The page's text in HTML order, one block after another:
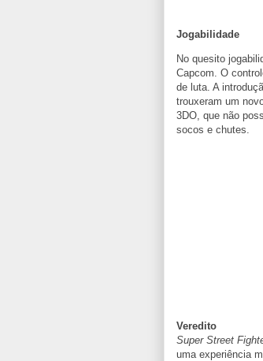
Jogabilidade
No quesito
Capcom. O
de luta. A
trouxeram um
3DO, que não
socos e chutes.
Veredito
Super Street
uma experiência